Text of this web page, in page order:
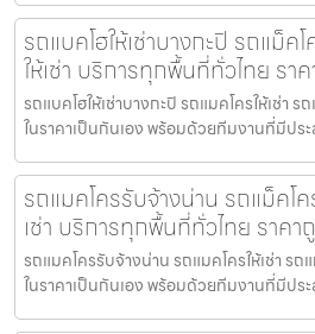
รถแบคโฮให้เช่าบางกะปิ รถแม็ค
ให้เช่า บริการทุกพื้นที่ทั่วไทย รา
รถแบคโฮให้เช่าบางกะปิ รถแมคโครให้เช่า
ในราคาเป็นกันเอง พร้อมด้วยทีมงานที่มีปร
รถแมคโครรับจ้างน่าน รถแม็คโ
เช่า บริการทุกพื้นที่ทั่วไทย ราคา
รถแมคโครรับจ้างน่าน รถแมคโครให้เช่า ร
ในราคาเป็นกันเอง พร้อมด้วยทีมงานที่มีปร